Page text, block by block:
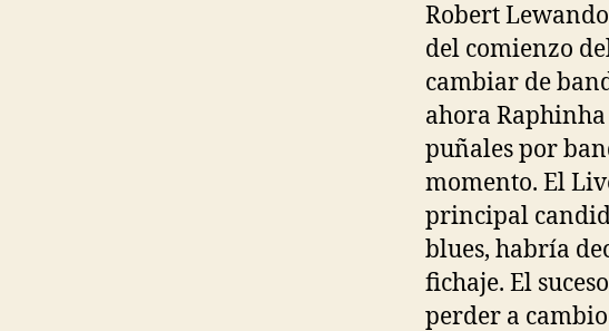
Robert
del comienzo
cambiar de
ahora Raphinha
puñales por
momento. El
principal
blues, habría
fichaje. El
perder a